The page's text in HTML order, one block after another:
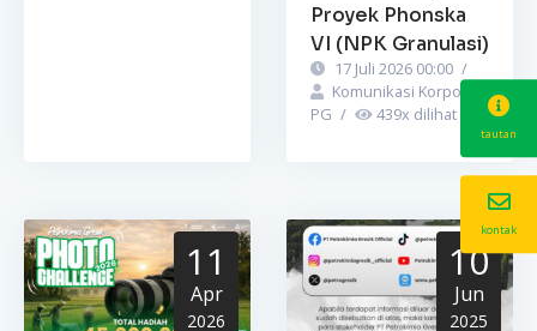
Proyek Phonska
VI (NPK Granulasi)
17 Juli 2026 00:00 /
Komunikasi Korporat
PG / 439x dilihat
11
Apr
2026
10
Jun
2025
tautan
kontak